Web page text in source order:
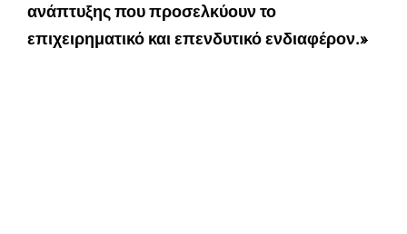
ανάπτυξης που προσελκύουν το
επιχειρηματικό και επενδυτικό ενδιαφέρον.»